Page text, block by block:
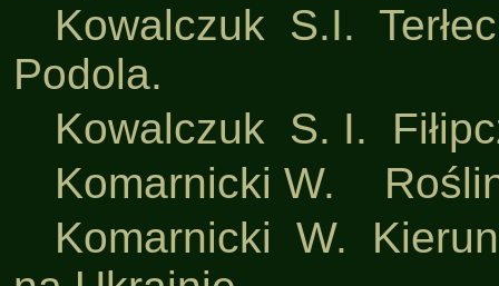
Kowalczuk S.I.
Podola.
Kowalczuk S. I.
Komarnicki W.
Komarnicki W.